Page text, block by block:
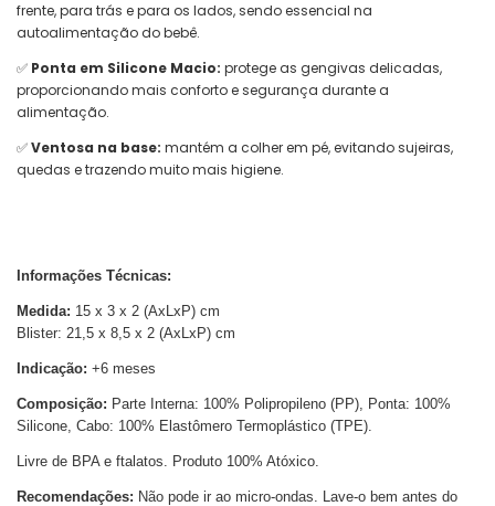
frente, para trás e para os lados, sendo essencial na
autoalimentação do bebê.
✅ Ponta em Silicone Macio: protege as gengivas delicadas,
proporcionando mais conforto e segurança durante a
alimentação.
✅Ventosa na base: mantém a colher em pé, evitando sujeiras,
quedas e trazendo muito mais higiene.
Informações Técnicas:
Medida: 15 x 3 x 2 (AxLxP) cm
Blister: 21,5 x 8,5 x 2 (AxLxP) cm
Indicação: +6 meses
Composição: Parte Interna: 100% Polipropileno (PP), Ponta: 100%
Silicone, Cabo: 100% Elastômero Termoplástico (TPE).
Livre de BPA e ftalatos. Produto 100% Atóxico.
Recomendações: Não pode ir ao micro-ondas. Lave-o bem antes do